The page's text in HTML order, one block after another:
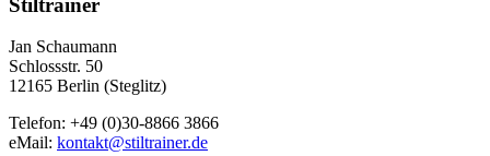
Jan Schaumann
Schlossstr. 50
12165 Berlin (Steglitz)
Telefon: +49 (0)30-8866 3866
eMail: kontakt@stiltrainer.de